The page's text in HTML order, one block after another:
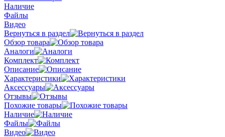
Наличие
Файлы
Видео
Вернуться в раздел
Обзор товара
Аналоги
Комплект
Описание
Характеристики
Аксессуары
Отзывы
Похожие товары
Наличие
Файлы
Видео